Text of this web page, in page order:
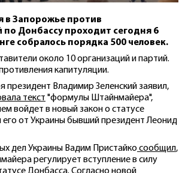
в Запорожье против
по Донбассу проходит сегодня 6
собралось порядка 500 человек.
около 10 организаций и партий.
капитуляции.
президент Владимир Зеленский заявил,
текст "формулы Штайнмайера",
войдет в новый закон о статусе
от Украины бывший президент Леонид
дел Украины Вадим Пристайко сообщил,
регулирует вступление в силу